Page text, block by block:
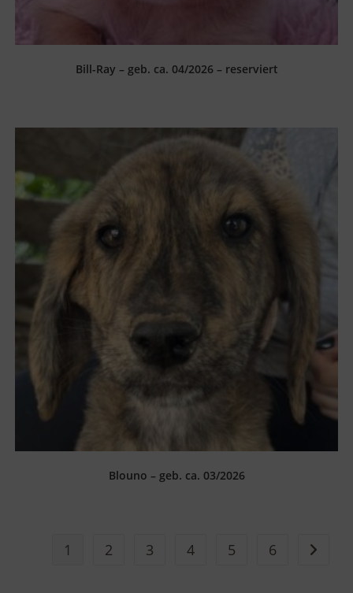
Bill-Ray – geb. ca. 04/2026 – reserviert
Blouno – geb. ca. 03/2026
1 2 3 4 5 6